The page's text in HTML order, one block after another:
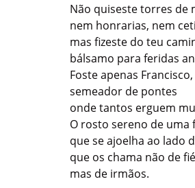
Não quiseste torres de
nem honrarias, nem
mas fizeste do teu
bálsamo para feridas
Foste apenas Francisco,
semeador de pontes
onde tantos erguem
O rosto sereno de uma
que se ajoelha ao lado
que os chama não de
mas de irmãos.